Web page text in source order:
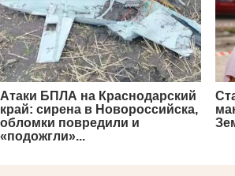
Атаки БПЛА на Краснодарский
край: сирена в Новороссийска,
обломки повредили и
«подожгли»...